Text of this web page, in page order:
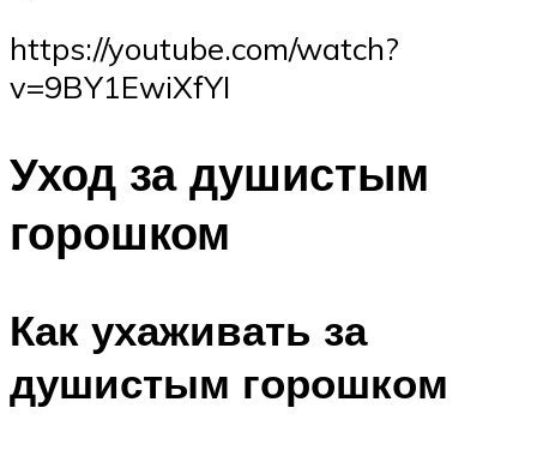
https://youtube.com/watch?
v=9BY1EwiXfYI
Уход за душистым
горошком
Как ухаживать за
душистым горошком